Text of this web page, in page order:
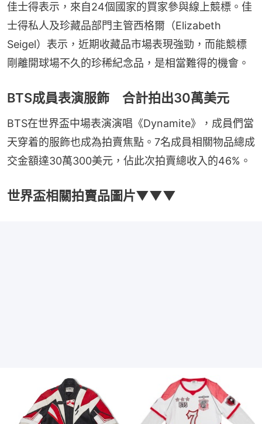
佳士得表示，來自24個國家的買家參與線上競標。佳
士得私人及珍藏品部門主管西格爾（Elizabeth
Seigel）表示，近期收藏品市場表現強勁，而能競標
剛離開球場不久的珍稀紀念品，是相當難得的機會。
BTS成員表演服飾 合計拍出30萬美元
BTS在世界盃中場表演演唱《Dynamite》，成員們當
天穿着的服飾也成為拍賣焦點。7名成員相關物品總成
交金額達30萬300美元，佔此次拍賣總收入的46%。
世界盃相關拍賣品圖片▼▼▼